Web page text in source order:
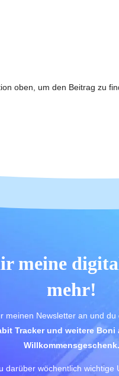
oben, um den Beitrag zu
meine
mehr!
meinen Newsletter an und du
Tracker und weitere
Willkommensgeschenk.
darüber wöchentlich wichtige